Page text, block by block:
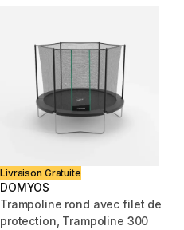
Livraison Gratuite
DOMYOS
Trampoline rond avec filet de
protection, Trampoline 300